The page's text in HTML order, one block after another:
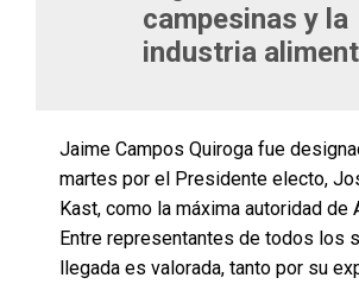
campesinas y la
industria
Jaime Campos Quiroga fue
martes por el Presidente electo,
Kast, como la máxima autoridad de
Entre representantes de todos los
llegada es valorada, tanto por su